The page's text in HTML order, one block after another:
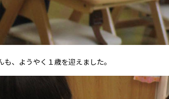
、ようやく１歳を迎えました。